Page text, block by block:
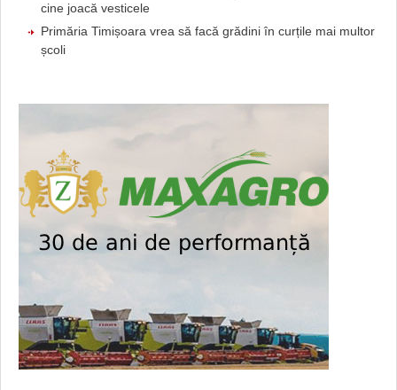
cine joacă vesticele
Primăria Timișoara vrea să facă grădini în curțile mai multor
școli